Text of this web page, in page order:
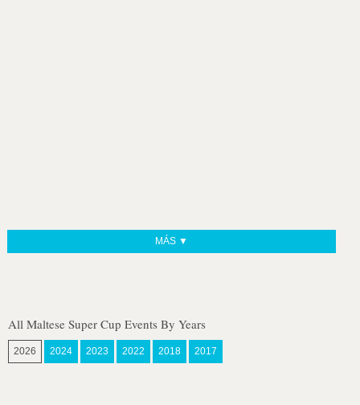
MÁS ▼
All Maltese Super Cup Events By Years
2026 2024 2023 2022 2018 2017